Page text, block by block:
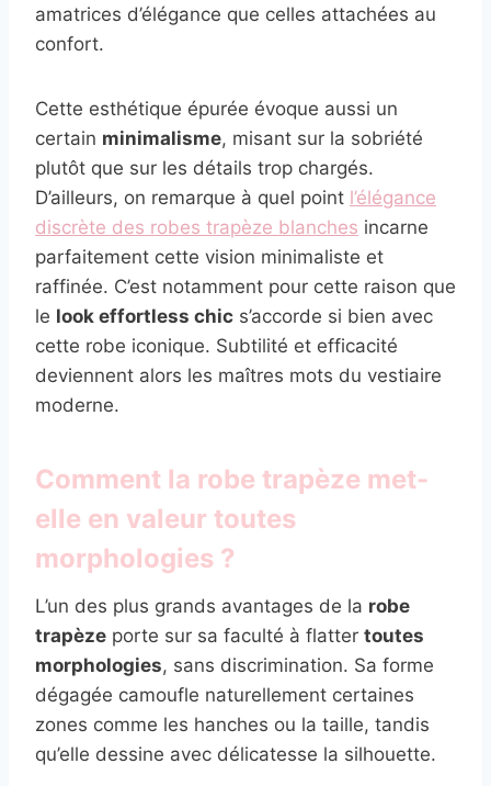
amatrices d’élégance que celles attachées au
confort.
Cette esthétique épurée évoque aussi un
certain minimalisme, misant sur la sobriété
plutôt que sur les détails trop chargés.
D’ailleurs, on remarque à quel point l’élégance
discrète des robes trapèze blanches incarne
parfaitement cette vision minimaliste et
raffinée. C’est notamment pour cette raison que
le look effortless chic s’accorde si bien avec
cette robe iconique. Subtilité et efficacité
deviennent alors les maîtres mots du vestiaire
moderne.
Comment la robe trapèze met-
elle en valeur toutes
morphologies ?
L’un des plus grands avantages de la robe
trapèze porte sur sa faculté à flatter toutes
morphologies, sans discrimination. Sa forme
dégagée camoufle naturellement certaines
zones comme les hanches ou la taille, tandis
qu’elle dessine avec délicatesse la silhouette.